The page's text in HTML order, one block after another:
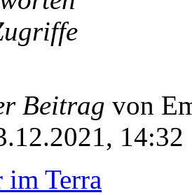
Beitrag von
14:32
im Terra